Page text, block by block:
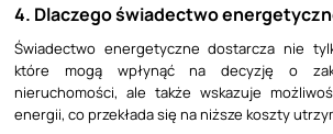
4. Dlaczego świadectwo
Świadectwo energetyczne dostarcza nie
które mogą wpłynąć na decyzję o
nieruchomości, ale także wskazuje
energii, co przekłada się na niższe koszty